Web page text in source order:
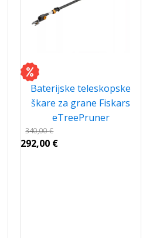
Baterijske teleskopske
škare za grane Fiskars
eTreePruner
340,00€
292,00 €